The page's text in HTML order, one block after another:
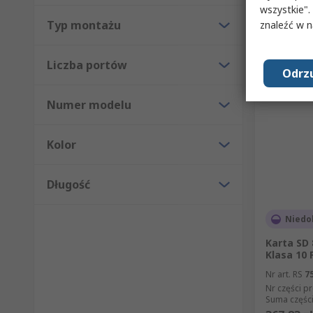
Typ montażu
Liczba portów
Numer modelu
Kolor
Długość
Karta SD
Klasa 10
Nr art. RS
Nr części
Suma
znaleźć w